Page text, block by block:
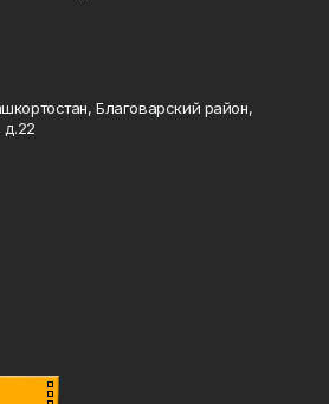
Благоварский район,
д.22